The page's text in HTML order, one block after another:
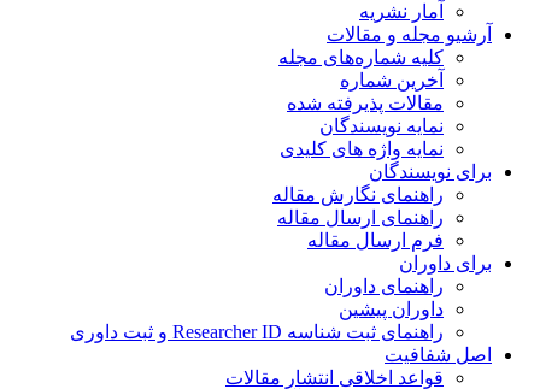
آمار نشریه
مجله و مقالات
کلیه شماره‌های مجله
آخرین شماره
مقالات پذیرفته شده
نمایه نویسندگان
نمایه واژه های کلیدی
نویسندگان
راهنمای نگارش مقاله
راهنمای ارسال مقاله
فرم ارسال مقاله
داوران
راهنمای داوران
داوران پیشین
راهنمای ثبت شناسه Researcher ID و ثبت داوری
شفافیت
قواعد اخلاقی انتشار مقالات